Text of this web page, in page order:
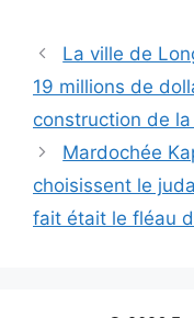
La ville de
19 millions de
construction de
Mardochée
choisissent le
fait était le fléau